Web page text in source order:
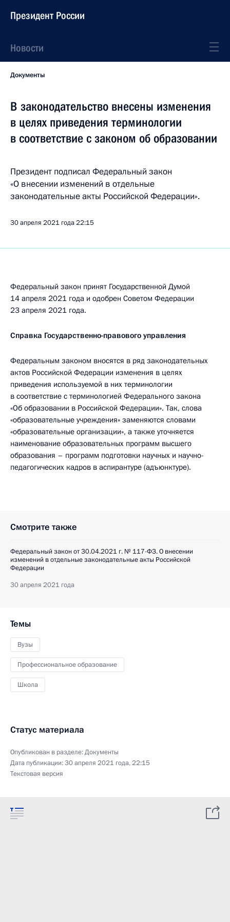
Президент России
Новости
Документы
В законодательство внесены изменения
в целях приведения терминологии
в соответствие с законом об образовании
Президент подписал Федеральный закон
«О внесении изменений в отдельные
законодательные акты Российской Федерации».
30 апреля 2021 года22:15
Федеральный закон принят Государственной Думой
14 апреля 2021 года и одобрен Советом Федерации
23 апреля 2021 года.
Справка Государственно-правового управления
Федеральным законом вносятся в ряд законодательных
актов Российской Федерации изменения в целях
приведения используемой в них терминологии
в соответствие с терминологией Федерального закона
«Об образовании в Российской Федерации». Так, слова
«образовательные учреждения» заменяются словами
«образовательные организации», а также уточняется
наименование образовательных программ высшего
образования – программ подготовки научных и научно-
педагогических кадров в аспирантуре (адъюнктуре).
Смотрите также
Федеральный закон от 30.04.2021 г. № 117-ФЗ. О внесении
изменений в отдельные законодательные акты Российской
Федерации
30 апреля 2021 года
Темы
Вузы
Профессиональное образование
Школа
Статус материала
Опубликован в разделе:Документы
Дата публикации:30 апреля 2021 года, 22:15
Текстовая версия